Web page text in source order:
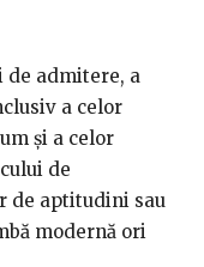
de admitere, a
a celor
și a celor
de
de aptitudini sau
modernă ori